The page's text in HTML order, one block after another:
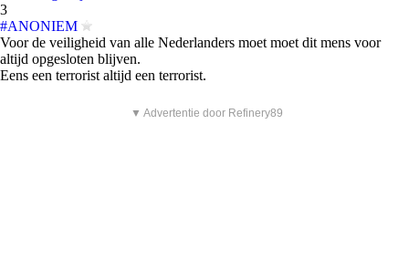
3
#ANONIEM
Voor de veiligheid van alle Nederlanders moet moet dit mens voor
altijd opgesloten blijven.
Eens een terrorist altijd een terrorist.
▼ Advertentie door Refinery89